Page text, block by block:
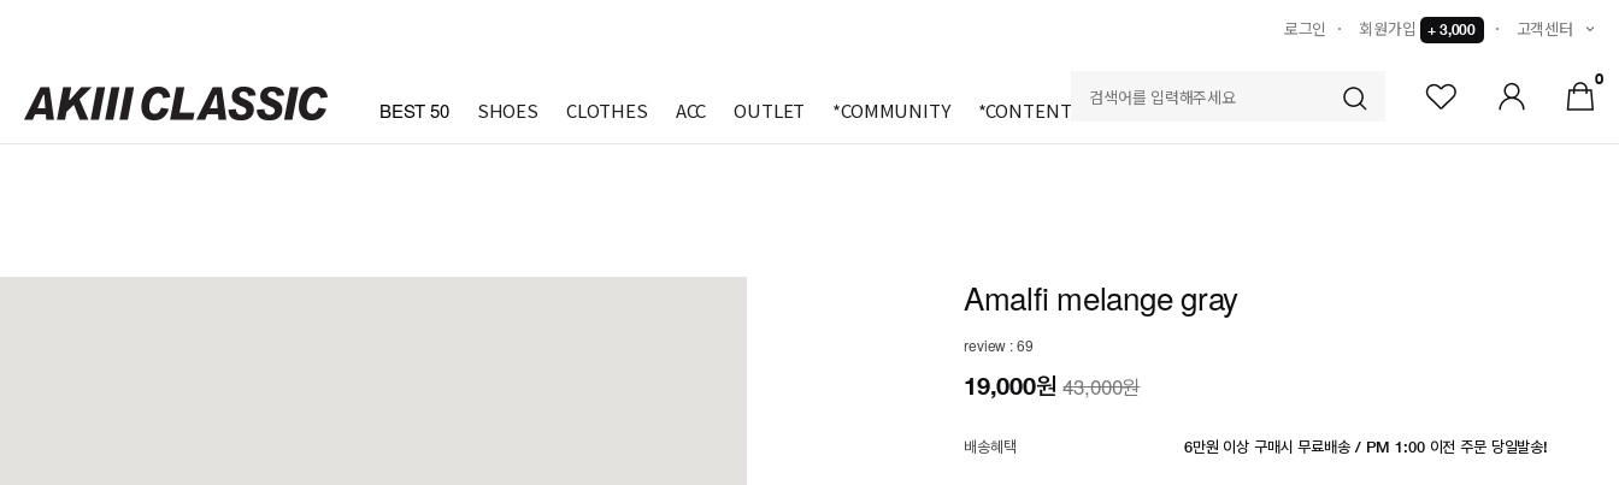
로그인 회원가입 + 3,000 고객센터
BEST 50 SHOES CLOTHES ACC OUTLET *COMMUNITY *CONTENTS
0
Amalfi melange gray
review : 69
19,000원43,000원
배송혜택 6만원 이상 구매시 무료배송 / PM 1:00 이전 주문 당일발송!